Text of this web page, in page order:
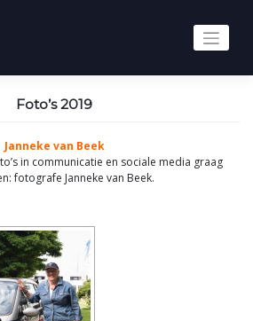
Foto’s 2019
Janneke van Beek
in communicatie en sociale media graag
fotografe Janneke van Beek.